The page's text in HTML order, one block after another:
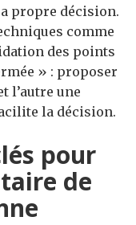
propre décision.
comme
des points
» : proposer
l’autre une
la décision.
pour
de